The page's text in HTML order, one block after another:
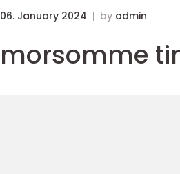
06. January 2024 by admin
morsomme